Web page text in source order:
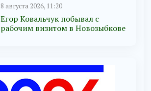
8 августа 2026, 11:20
Егор Ковальчук побывал с
рабочим визитом в Новозыбкове